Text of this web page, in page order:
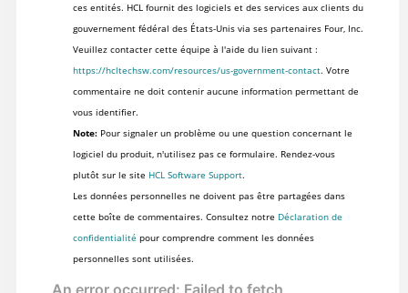
ces entités. HCL fournit des logiciels et des services aux clients du
gouvernement fédéral des États-Unis via ses partenaires Four, Inc.
Veuillez contacter cette équipe à l'aide du lien suivant :
https://hcltechsw.com/resources/us-government-contact. Votre
commentaire ne doit contenir aucune information permettant de
vous identifier.
Note:Pour signaler un problème ou une question concernant le
logiciel du produit, n'utilisez pas ce formulaire. Rendez-vous
plutôt sur le site HCL Software Support.
Les données personnelles ne doivent pas être partagées dans
cette boîte de commentaires. Consultez notre Déclaration de
confidentialité pour comprendre comment les données
personnelles sont utilisées.